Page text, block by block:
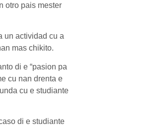
otro pais mester
un actividad cu a
mas chikito.
di e “pasion pa
cu nan drenta e
cu e studiante
di e studiante